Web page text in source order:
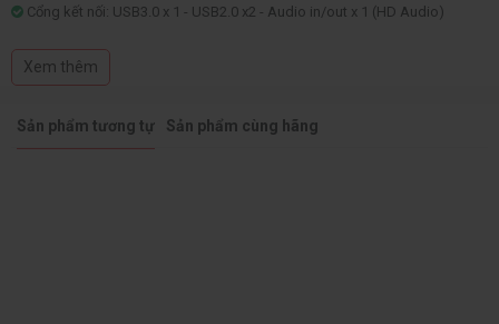
Cổng kết nối: USB3.0 x 1 - USB2.0 x2 - Audio in/out x 1 (HD Audio)
Hỗ trợ VGA 295mm
MẶT KÍNH CƯỜNG LỰC (HÔNG TRÁI)
Sau: 120mm fan x 1 (tùy chọn)
Nóc: 120mm fan x 2 (tùy chọn)
Xem thêm
Sản phẩm tương tự Sản phẩm cùng hãng